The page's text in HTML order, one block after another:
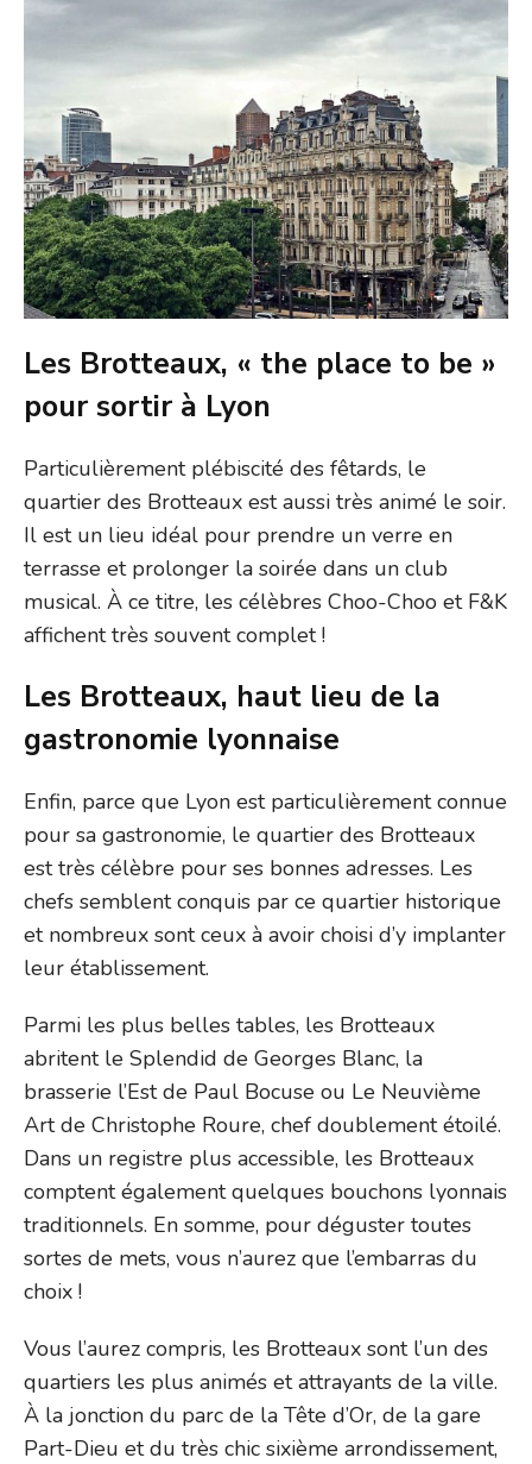
Les Brotteaux, « the place to be »
pour sortir à Lyon
Particulièrement plébiscité des fêtards, le
quartier des Brotteaux est aussi très animé le soir.
Il est un lieu idéal pour prendre un verre en
terrasse et prolonger la soirée dans un club
musical. À ce titre, les célèbres Choo-Choo et F&K
affichent très souvent complet !
Les Brotteaux, haut lieu de la
gastronomie lyonnaise
Enfin, parce que Lyon est particulièrement connue
pour sa gastronomie, le quartier des Brotteaux
est très célèbre pour ses bonnes adresses. Les
chefs semblent conquis par ce quartier historique
et nombreux sont ceux à avoir choisi d’y implanter
leur établissement.
Parmi les plus belles tables, les Brotteaux
abritent le Splendid de Georges Blanc, la
brasserie l’Est de Paul Bocuse ou Le Neuvième
Art de Christophe Roure, chef doublement étoilé.
Dans un registre plus accessible, les Brotteaux
comptent également quelques bouchons lyonnais
traditionnels. En somme, pour déguster toutes
sortes de mets, vous n’aurez que l’embarras du
choix !
Vous l’aurez compris, les Brotteaux sont l’un des
quartiers les plus animés et attrayants de la ville.
À la jonction du parc de la Tête d’Or, de la gare
Part-Dieu et du très chic sixième arrondissement,